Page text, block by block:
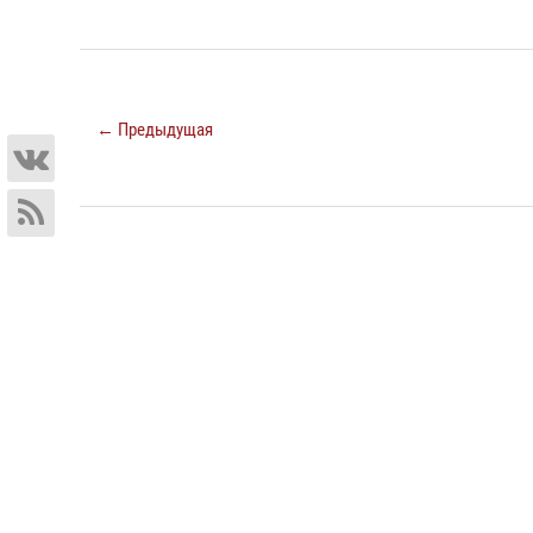
← Предыдущая